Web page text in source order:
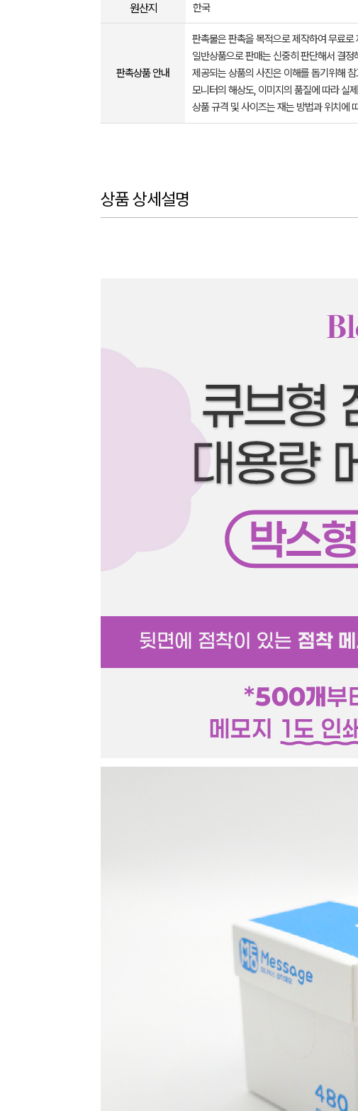
원산지 한국
판촉상품 안내
판촉물은 판촉을 목적으로 제작하여 무료로
일반상품으로 판매는 신중히 판단해서 결정
제공되는 상품의 사진은 이해를 돕기위해
모니터의 해상도, 이미지의 품질에 따라 실
상품 규격 및 사이즈는 재는 방법과 위치에
상품 상세설명